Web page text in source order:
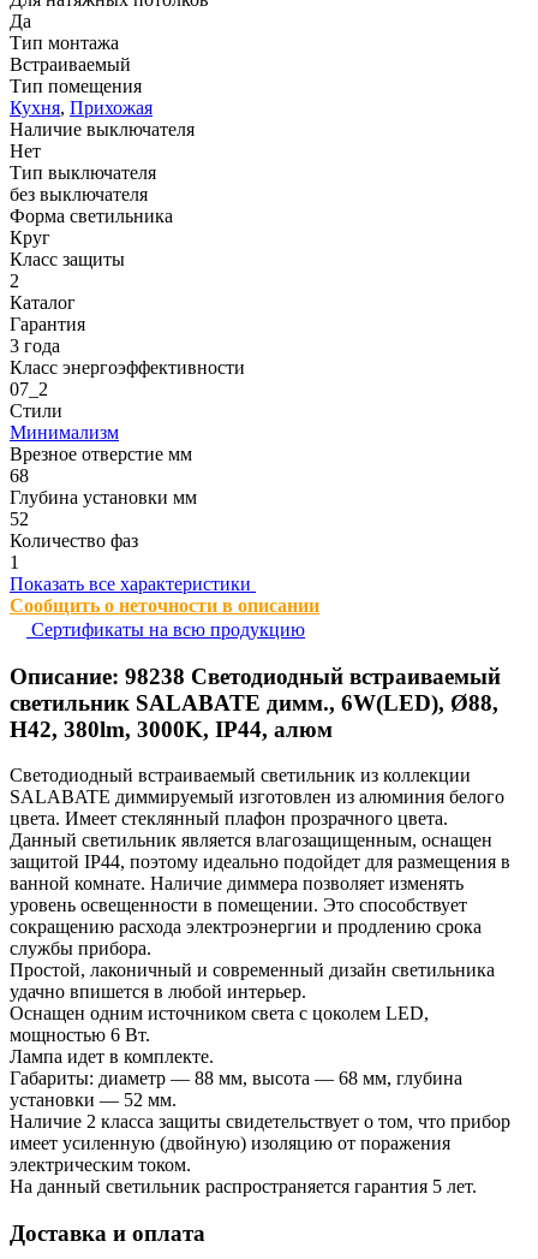
Да
Тип монтажа
Встраиваемый
Тип помещения
Кухня, Прихожая
Наличие выключателя
Нет
Тип выключателя
без выключателя
Форма светильника
Круг
Класс защиты
2
Каталог
Гарантия
3 года
Класс энергоэффективности
07_2
Стили
Минимализм
Врезное отверстие мм
68
Глубина установки мм
52
Количество фаз
1
Показать все характеристики
Сообщить о неточности в описании
Сертификаты на всю продукцию
Описание: 98238 Светодиодный встраиваемый
светильник SALABATE димм., 6W(LED), Ø88,
H42, 380lm, 3000K, IP44, алюм
Светодиодный встраиваемый светильник из коллекции
SALABATE диммируемый изготовлен из алюминия белого
цвета. Имеет стеклянный плафон прозрачного цвета.
Данный светильник является влагозащищенным, оснащен
защитой IP44, поэтому идеально подойдет для размещения в
ванной комнате. Наличие диммера позволяет изменять
уровень освещенности в помещении. Это способствует
сокращению расхода электроэнергии и продлению срока
службы прибора.
Простой, лаконичный и современный дизайн светильника
удачно впишется в любой интерьер.
Оснащен одним источником света с цоколем LED,
мощностью 6 Вт.
Лампа идет в комплекте.
Габариты: диаметр — 88 мм, высота — 68 мм, глубина
установки — 52 мм.
Наличие 2 класса защиты свидетельствует о том, что прибор
имеет усиленную (двойную) изоляцию от поражения
электрическим током.
На данный светильник распространяется гарантия 5 лет.
Доставка и оплата